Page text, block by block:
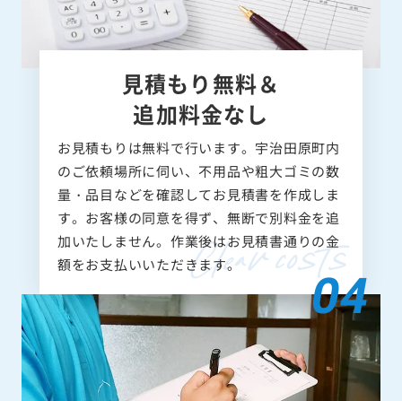
見積もり無料＆
追加料金なし
お見積もりは無料で行います。宇治田原町内
のご依頼場所に伺い、不用品や粗大ゴミの数
量・品目などを確認してお見積書を作成しま
す。お客様の同意を得ず、無断で別料金を追
加いたしません。作業後はお見積書通りの金
額をお支払いいただきます。